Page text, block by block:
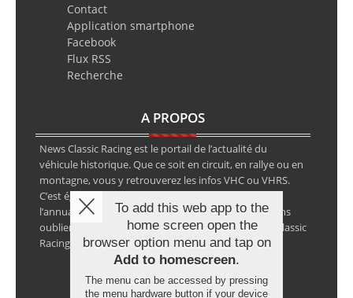
Contact
Application smartphone
Facebook
Flux RSS
Recherche
A PROPOS
News Classic Racing est le portail de l’actualité du
véhicule historique. Que ce soit en circuit, en rallye ou en
montagne, vous y retrouverez les infos VHC ou VHRS.
C’est également le calendrier des épreuves ainsi que
l’annuaire des spécialistes de la voiture ancienne, sans
oublier les petites annonces avec notre partenaire Classic
Racing Annonces.
To add this web app to the
home screen open the
browser option menu and tap on
Add to homescreen.
The menu can be accessed by pressing
the menu hardware button if your device